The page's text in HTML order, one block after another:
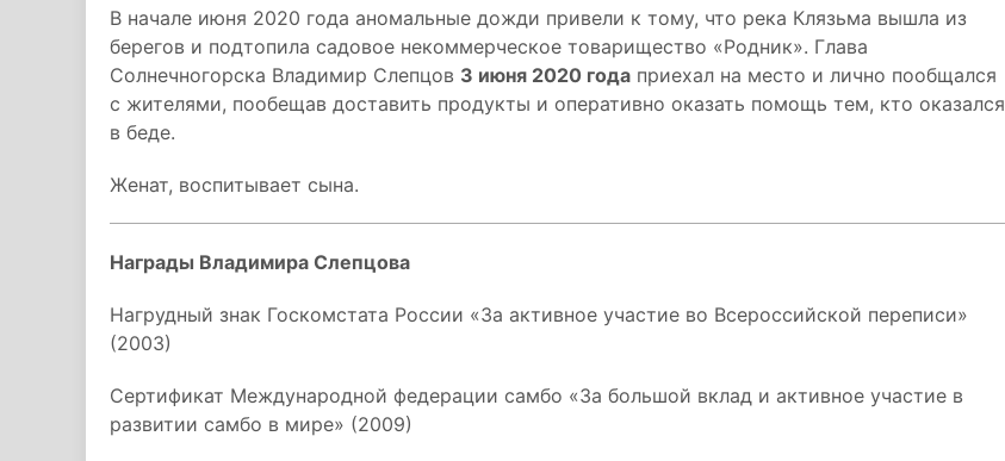
В начале июня 2020 года аномальные дожди привели к тому, что река Клязьма вышла из
берегов и подтопила садовое некоммерческое товарищество «Родник». Глава
Солнечногорска Владимир Слепцов 3 июня 2020 года приехал на место и лично пообщался
с жителями, пообещав доставить продукты и оперативно оказать помощь тем, кто оказался
в беде.
Женат, воспитывает сына.
Награды Владимира Слепцова
Нагрудный знак Госкомстата России «За активное участие во Всероссийской переписи»
(2003)
Сертификат Международной федерации самбо «За большой вклад и активное участие в
развитии самбо в мире» (2009)